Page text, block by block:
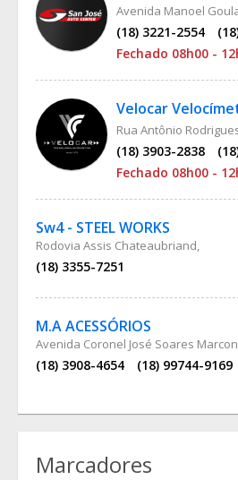
Avenida Manoel
(18) 3221-2554
Fechado 08h00 -
Rua Antônio
(18) 3903-2838
Fechado 08h00 -
Sw4 - STEEL WORKS
Rodovia Assis Chateaubriand,
(18) 3355-7251
M.A ACESSÓRIOS
Avenida Coronel José Soares
(18) 3908-4654 (18) 99744-9169
Marcadores